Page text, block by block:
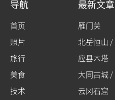
导航
首页
照片
旅行
美食
技术
最新文章
雁门关
北岳恒山 /
应县木塔
大同古城 /
云冈石窟